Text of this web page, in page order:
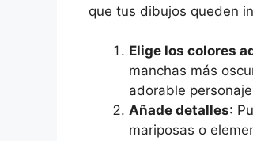
que tus dibujos queden
Elige los colores
manchas más
adorable
Añade detalles:
mariposas o